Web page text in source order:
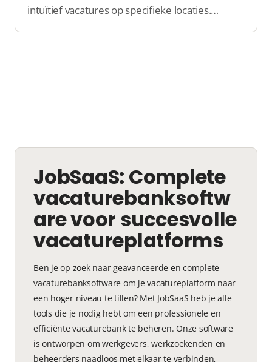
intuïtief vacatures op specifieke locaties.
Vereenvoudig je zoektocht en zet de volgende
JobSaaS: Complete
vacaturebanksoftw
are voor succesvolle
vacatureplatforms
Ben je op zoek naar geavanceerde en complete
vacaturebanksoftware om je vacatureplatform naar
een hoger niveau te tillen? Met JobSaaS heb je alle
tools die je nodig hebt om een professionele en
efficiënte vacaturebank te beheren. Onze software
is ontworpen om werkgevers, werkzoekenden en
beheerders naadloos met elkaar te verbinden,